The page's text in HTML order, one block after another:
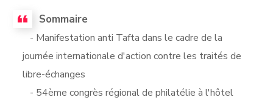
Sommaire
- Manifestation anti Tafta dans le cadre de la
journée internationale d'action contre les traités de
libre-échanges
- 54ème congrès régional de philatélie à l'hôtel